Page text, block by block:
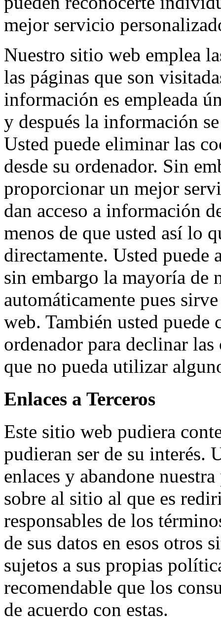
mejor servicio
Nuestro sitio web emplea
las páginas que son
información es empleada
y después la información
Usted puede eliminar las
desde su ordenador. Sin
proporcionar un mejor
dan acceso a información
menos de que usted así lo
directamente. Usted puede
sin embargo la mayoría de
automáticamente pues
web. También usted
ordenador para declinar
que no pueda utilizar
Enlaces a Terceros
Este sitio web pudiera
pudieran ser de su interés.
enlaces y abandone
sobre al sitio al que es
responsables de los
de sus datos en esos otros
sujetos a sus propias
recomendable que los
de acuerdo con estas.